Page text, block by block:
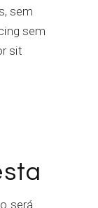
sem
sem
sit
será